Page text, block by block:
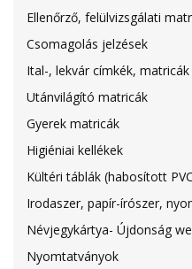
Ellenőrző, felülvizsgálati
Csomagolás jelzések
Ital-, lekvár címkék, matricák
Utánvilágító matricák
Gyerek matricák
Higiéniai kellékek
Kültéri táblák (habosított
Irodaszer, papír-írószer,
Névjegykártya- Újdonság
Nyomtatványok